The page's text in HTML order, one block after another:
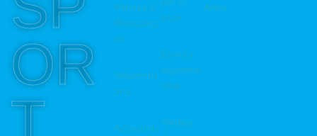
OR
T
Fitness &
Musculaci
ón
Indument
aria
Accesorio
local
Envio y
seguimie
ntos
Medios
Aires